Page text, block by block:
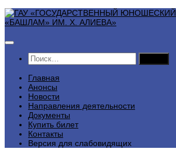
Перейти
к
Найти:
Главная
Анонсы
Новости
Направления деятельности
Документы
Купить билет
Контакты
Версия для слабовидящих